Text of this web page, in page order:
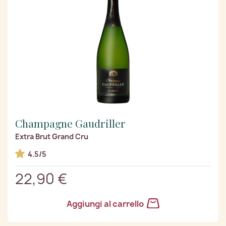
Champagne Gaudriller
Extra Brut Grand Cru
4.5/5
22,90 €
Aggiungi al carrello